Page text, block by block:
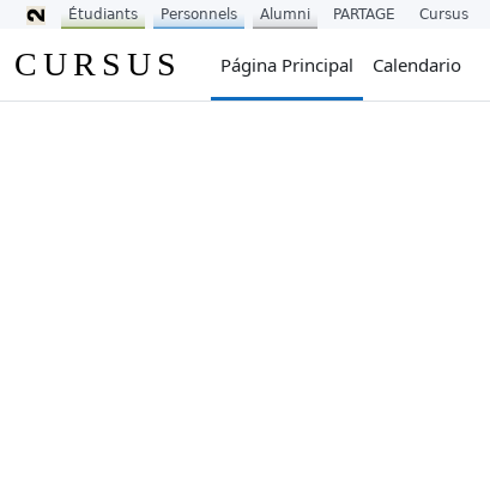
CURSUS Página Principal Calendario
Étudiants Personnels Alumni PARTAGE Cursus